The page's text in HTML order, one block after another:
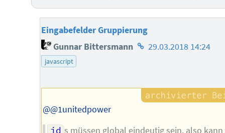
Eingabefelder Gruppierung
Gunnar Bittersmann Homepage
29.03.2018 14:24
javascript
@@1unitedpower
id s müssen global eindeutig sein, also kann